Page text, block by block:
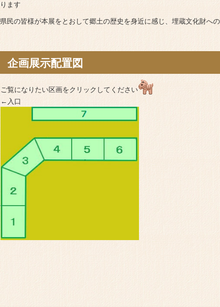
ります
県民の皆様が本展をとおして郷土の歴史を身近に感じ、埋蔵文化財へ
企画展示配置図
ご覧になりたい区画をクリックしてください
←入口